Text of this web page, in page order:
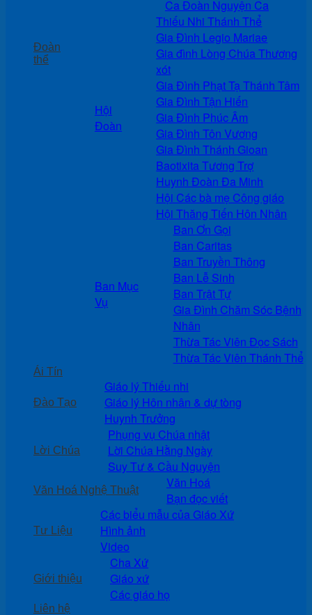
Đoàn
thể
Ca Đoàn Nguyện Ca
Hội
Đoàn
Thiếu Nhi Thánh Thể
Gia Đình Legio Mariae
Gia đình Lòng Chúa Thương
xót
Gia Đình Phạt Tạ Thánh Tâm
Gia Đình Tận Hiến
Gia Đình Phúc Âm
Gia Đình Tôn Vương
Gia Đình Thánh Gioan
Baotixita Tương Trợ
Huynh Đoàn Đa Minh
Hội Các bà mẹ Công giáo
Hội Thăng Tiến Hôn Nhân
Ban Mục
Vụ
Ban Ơn Gọi
Ban Caritas
Ban Truyền Thông
Ban Lễ Sinh
Ban Trật Tự
Gia Đình Chăm Sóc Bệnh
Nhân
Thừa Tác Viên Đọc Sách
Thừa Tác Viên Thánh Thể
Ái Tín
Đào Tạo
Giáo lý Thiếu nhi
Giáo lý Hôn nhân & dự tòng
Huynh Trưởng
Lời Chúa
Phụng vụ Chúa nhật
Lời Chúa Hằng Ngày
Suy Tư & Cầu Nguyện
Văn Hoá Nghệ Thuật
Văn Hoá
Bạn đọc viết
Tư Liệu
Các biểu mẫu của Giáo Xứ
Hình ảnh
Video
Giới thiệu
Cha Xứ
Giáo xứ
Các giáo họ
Liên hệ